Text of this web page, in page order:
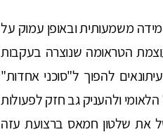
משמעותית ובאופן עמוק על
הטראומה שנוצרה בעקבות
להפוך ל"סוכני אחדות"
ולהעניק גב חזק לפעולות
את שלטון חמאס ברצועת עזה